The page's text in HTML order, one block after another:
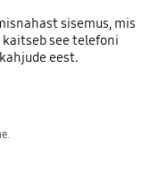
sisemus, mis
see telefoni
eest.